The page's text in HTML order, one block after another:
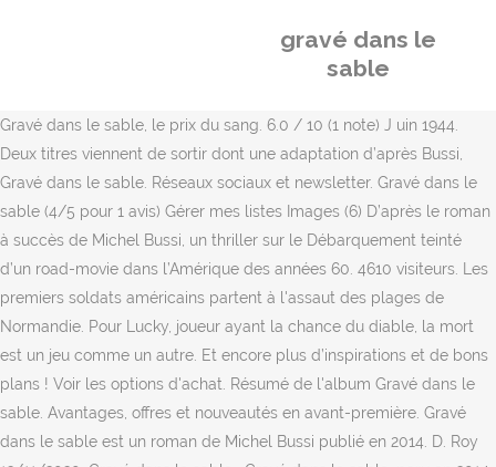
gravé dans le
sable
Gravé dans le sable, le prix du sang. 6.0 / 10 (1 note) J uin 1944.
Deux titres viennent de sortir dont une adaptation d’après Bussi,
Gravé dans le sable. Réseaux sociaux et newsletter. Gravé dans le
sable (4/5 pour 1 avis) Gérer mes listes Images (6) D’après le roman
à succès de Michel Bussi, un thriller sur le Débarquement teinté
d’un road-movie dans l’Amérique des années 60. 4610 visiteurs. Les
premiers soldats américains partent à l'assaut des plages de
Normandie. Pour Lucky, joueur ayant la chance du diable, la mort
est un jeu comme un autre. Et encore plus d’inspirations et de bons
plans ! Voir les options d'achat. Résumé de l'album Gravé dans le
sable. Avantages, offres et nouveautés en avant-première. Gravé
dans le sable est un roman de Michel Bussi publié en 2014. D. Roy